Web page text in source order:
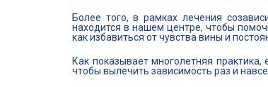
Более того, в рамках лечения
находится в нашем центре, чтобы
как избавиться от чувства вины и
Как показывает многолетняя
чтобы вылечить зависимость раз и